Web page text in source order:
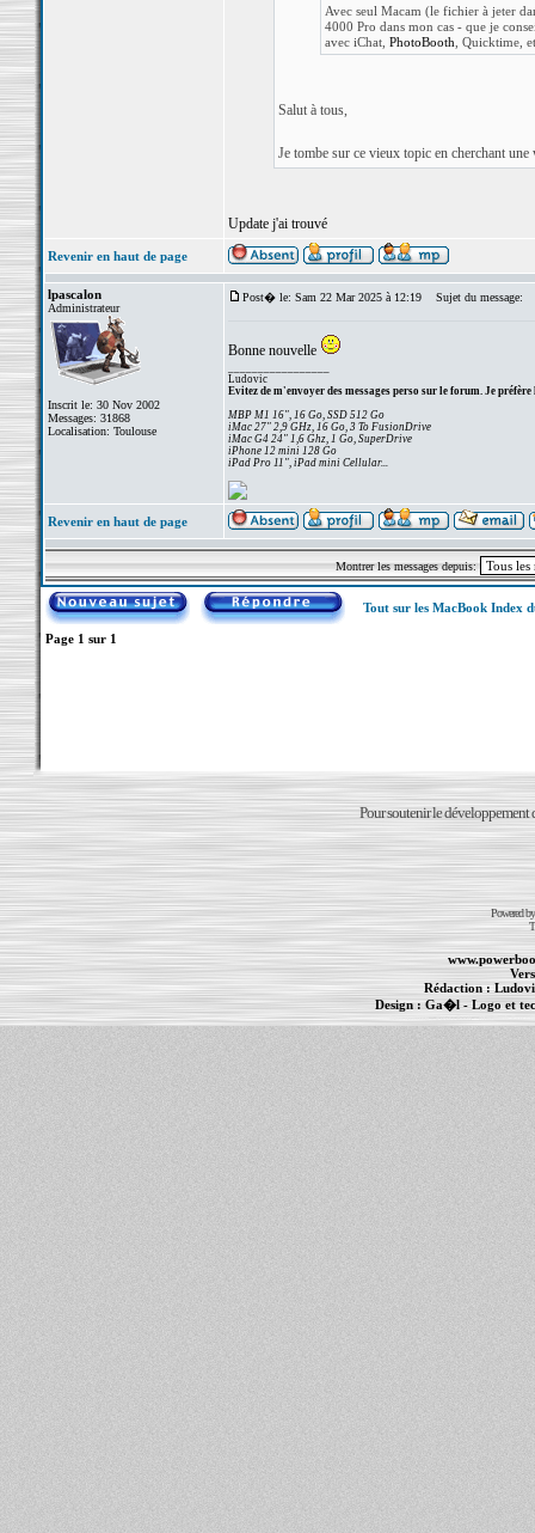
Avec seul Macam (le fichier à jeter
4000 Pro dans mon cas - que je
avec iChat, PhotoBooth , Quicktime,
Salut à tous,
Je tombe sur ce vieux topic en cherchant
Update j'ai trouvé
Revenir en haut de page
lpascalon
Administrateur
Inscrit le: 30 Nov 2002
Messages: 31868
Localisation: Toulouse
Post� le: Sam 22 Mar 2025 à 12:19 Sujet du message:
Bonne nouvelle
Ludovic
Evitez de m'envoyer des messages perso sur le forum. Je préfère
MBP M1 16", 16 Go, SSD 512 Go
iMac 27" 2,9 GHz, 16 Go, 3 To FusionDrive
iMac G4 24" 1,6 Ghz, 1 Go, SuperDrive
iPhone 12 mini 128 Go
iPad Pro 11", iPad mini Cellular...
Revenir en haut de page
Montrer les messages depuis:
Tout sur les MacBook Index
Page 1 sur 1
Pour soutenir le développement
Powered
Rédaction :
Design : Ga�l- Logo et
PowerBook